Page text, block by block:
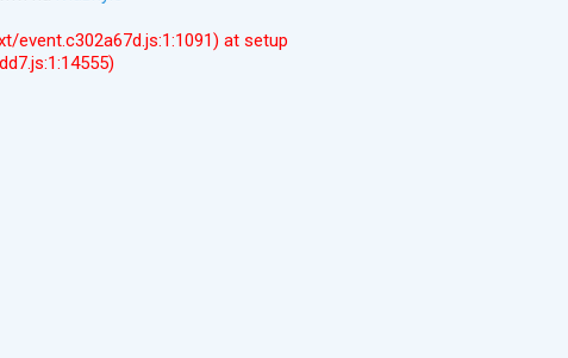
event.c302a67d.js:1:1091) at setup